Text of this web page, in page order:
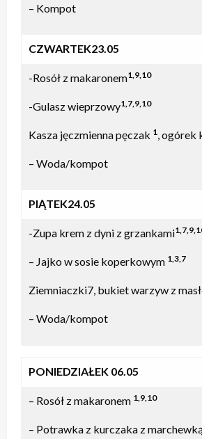
– Kompot
CZWARTEK23.05
-Rosół z makaronem1,9,10
-Gulasz wieprzowy1,7,9,10
Kasza jęczmienna pęczak 1 , ogórek
– Woda/kompot
PIĄTEK24.05
-Zupa krem z dyni z grzankami
– Jajko w sosie koperkowym 1,3,7
Ziemniaczki7, bukiet warzyw z
– Woda/kompot
PONIEDZIAŁEK 06.05
– Rosół z makaronem 1,9,10
– Potrawka z kurczaka z